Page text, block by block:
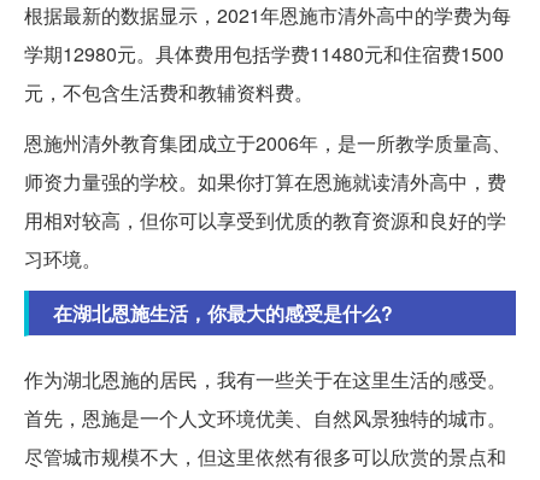
根据最新的数据显示，2021年恩施市清外高中的学费为每
学期12980元。具体费用包括学费11480元和住宿费1500
元，不包含生活费和教辅资料费。
恩施州清外教育集团成立于2006年，是一所教学质量高、
师资力量强的学校。如果你打算在恩施就读清外高中，费
用相对较高，但你可以享受到优质的教育资源和良好的学
习环境。
在湖北恩施生活，你最大的感受是什么?
作为湖北恩施的居民，我有一些关于在这里生活的感受。
首先，恩施是一个人文环境优美、自然风景独特的城市。
尽管城市规模不大，但这里依然有很多可以欣赏的景点和